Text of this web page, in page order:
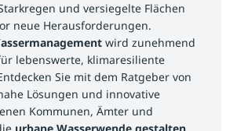
und versiegelte Flächen
neue Herausforderungen.
wird zunehmend
lebenswerte, klimaresiliente
Sie mit dem Ratgeber von
Lösungen und innovative
Kommunen, Ämter und